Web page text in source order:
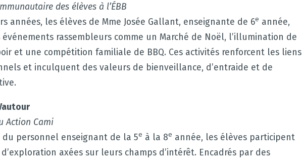
des élèves à l’ÉBB
années, les élèves de Mme Josée Gallant, enseignante de 6e année,
rassembleurs comme un Marché de Noël, l’illumination de
et une compétition familiale de BBQ. Ces activités renforcent les liens
et inculquent des valeurs de bienveillance, d’entraide et de
Action Cami
personnel enseignant de la 5e à la 8e année, les élèves participent
axées sur leurs champs d’intérêt. Encadrés par des